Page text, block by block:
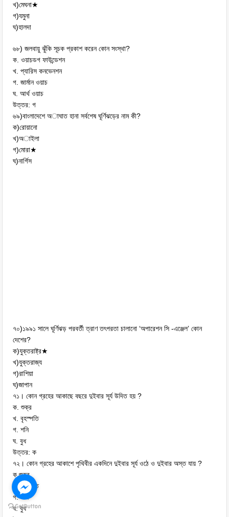
খ)মেঘনা★
গ)যমুনা
ঘ)হালদা
৬৮) জলবায়ু ঝুঁকি সূচক প্রকাশ করেন কোন সংস্থা?
ক. ওয়াচডগ ফাউন্ডেশন
খ. প্যারিস কনভেনশন
গ. জার্মান ওয়াচ
ঘ. আর্থ ওয়াচ
উত্তর: গ
৬৯)বাংলাদেশে অাঘাত হানা সর্বশেষ ঘূর্ণিঝড়ের নাম কী?
ক)রোয়ানো
খ)অাইলা
গ)মোরা★
ঘ)নার্গিস
৭০)১৯৯১ সালে ঘূর্ণিঝড় পরবর্তী ত্রাণ তৎপরতা চালানো ‘অপারেশন সি -এঞ্জেল’ কোন
দেশের?
ক)যুক্তরাষ্ট্র★
খ)যুক্তরাজ্য
গ)রাশিয়া
ঘ)জাপান
৭১। কোন গ্রহের আকাছে বছরে দুইবার সূর্য উদিত হয় ?
ক. শুক্র
খ. বৃহস্পতি
গ. শনি
ঘ. বুধ
উত্তর: ক
৭২। কোন গ্রহের আকাশে পৃথিবীর একদিনে দুইবার সূর্য ওঠে ও দুইবার অস্ত যায় ?
ক.শুক্র
খ. বৃহস্পতি
গ. শনি
ঘ. বুধ